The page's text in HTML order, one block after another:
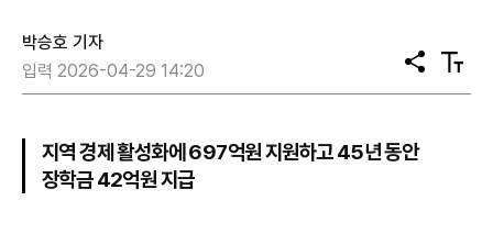
박승호 기자
입력 2026-04-29 14:20
공
유
텍
스
지역 경제 활성화에 697억원 지원하고 45년 동안
장학금 42억원 지급